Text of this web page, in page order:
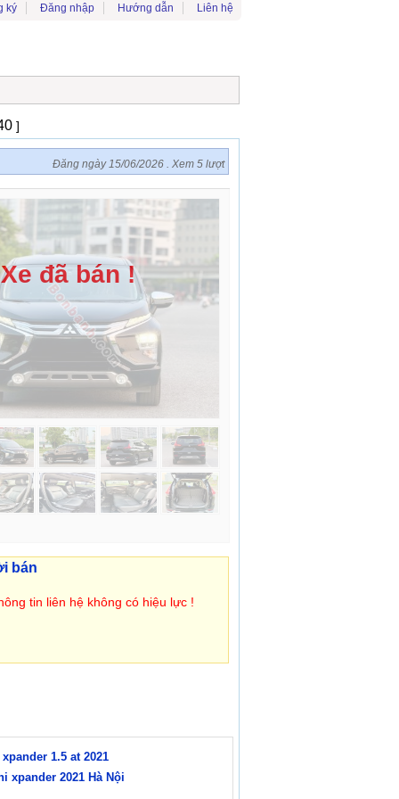
ký Đăng nhập Hướng dẫn Liên hệ
]
Đăng ngày 15/06/2026 . Xem 5 lượt
Xe đã bán !
bán
tin liên hệ không có hiệu lực !
1.5 at 2021
xpander 2021 Hà Nội